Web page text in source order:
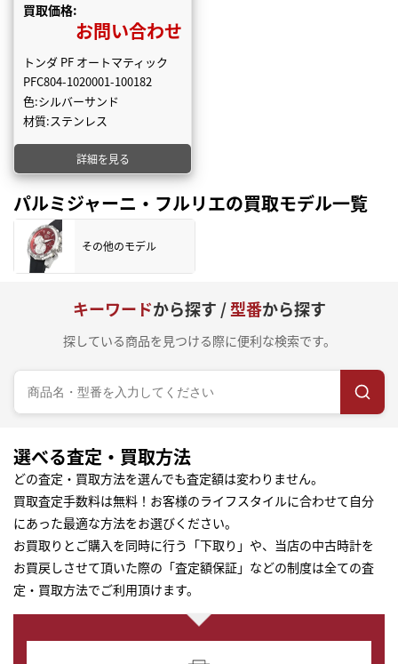
買取価格:
お問い合わせ
トンダ PF オートマティック
PFC804-1020001-100182
色:シルバーサンド
材質:ステンレス
詳細を見る
パルミジャーニ・フルリエの買取モデル一覧
その他のモデル
キーワードから探す /型番から探す
探している商品を見つける際に便利な検索です。
選べる査定・買取方法
どの査定・買取方法を選んでも査定額は変わりません。
買取査定手数料は無料！お客様のライフスタイルに合わせて自分
にあった最適な方法をお選びください。
お買取りとご購入を同時に行う「下取り」や、当店の中古時計を
お買戻しさせて頂いた際の「査定額保証」などの制度は全ての査
定・買取方法でご利用頂けます。